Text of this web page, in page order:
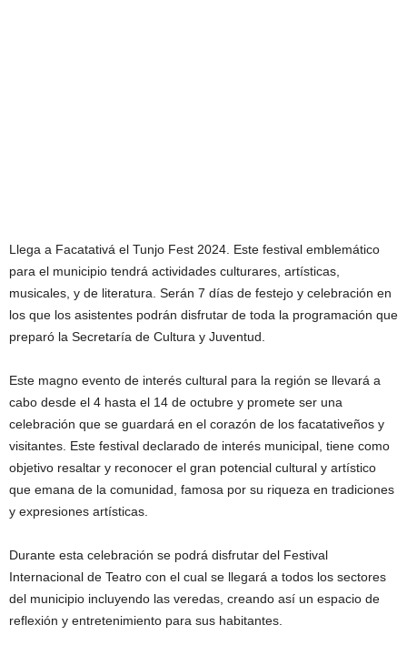
Llega a Facatativá el Tunjo Fest 2024. Este festival emblemático
para el municipio tendrá actividades culturares, artísticas,
musicales, y de literatura. Serán 7 días de festejo y celebración en
los que los asistentes podrán disfrutar de toda la programación que
preparó la Secretaría de Cultura y Juventud.
Este magno evento de interés cultural para la región se llevará a
cabo desde el 4 hasta el 14 de octubre y promete ser una
celebración que se guardará en el corazón de los facatativeños y
visitantes. Este festival declarado de interés municipal, tiene como
objetivo resaltar y reconocer el gran potencial cultural y artístico
que emana de la comunidad, famosa por su riqueza en tradiciones
y expresiones artísticas.
Durante esta celebración se podrá disfrutar del Festival
Internacional de Teatro con el cual se llegará a todos los sectores
del municipio incluyendo las veredas, creando así un espacio de
reflexión y entretenimiento para sus habitantes.